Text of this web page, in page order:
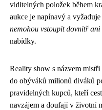
viditelných položek během
aukce je napínavý a vyžaduje
nemohou vstoupit dovnitř ani
nabídky.
Reality show s názvem
do obýváků milionů diváků
pravidelných kupců, kteří
navzájem a doufají v životní